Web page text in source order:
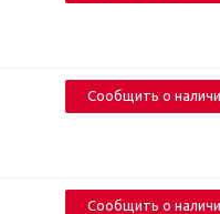
Сообщить о
Сообщить о